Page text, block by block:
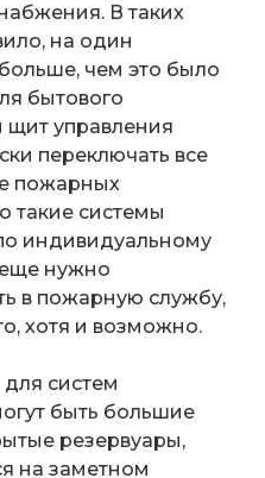
В таких
на один
чем это было
бытового
управления
переключать все
пожарных
такие системы
индивидуальному
нужно
в пожарную службу,
хотя и возможно.
систем
быть большие
резервуары,
на заметном